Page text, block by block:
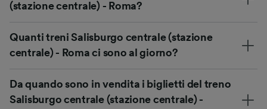
(stazione centrale) - Roma?
Quanti treni Salisburgo centrale (stazione
centrale) - Roma ci sono al giorno?
Da quando sono in vendita i biglietti del treno
Salisburgo centrale (stazione centrale) -